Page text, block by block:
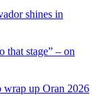
shines in
that stage” – on
wrap up Oran 2026